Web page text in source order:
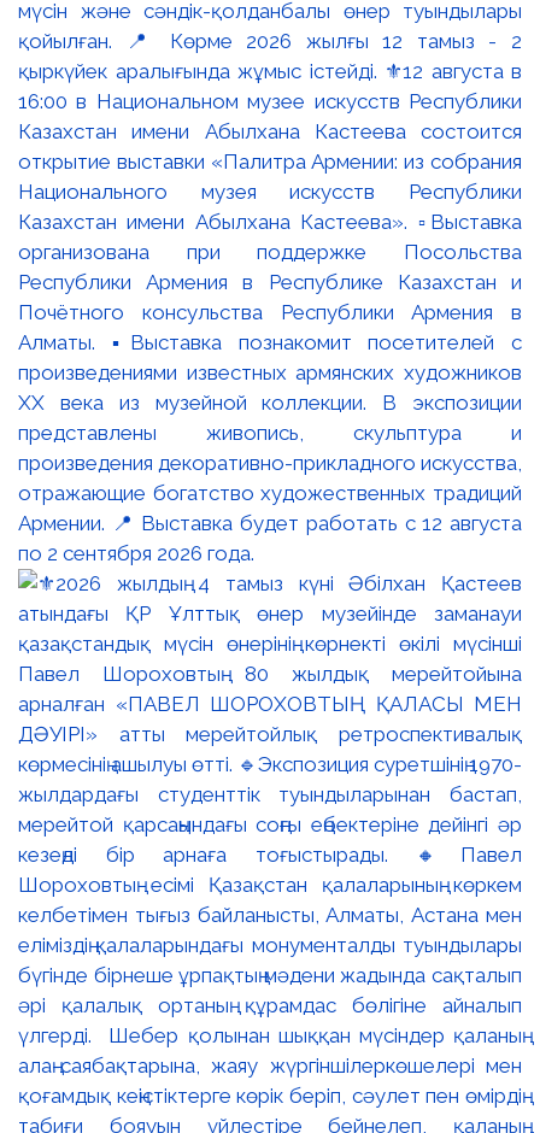
мүсін және сәндік-қолданбалы өнер туындылары
қойылған. 📍 Көрме 2026 жылғы 12 тамыз - 2
қыркүйек аралығында жұмыс істейді. ⚜️12 августа в
16:00 в Национальном музее искусств Республики
Казахстан имени Абылхана Кастеева состоится
открытие выставки «Палитра Армении: из собрания
Национального музея искусств Республики
Казахстан имени Абылхана Кастеева». ▫️Выставка
организована при поддержке Посольства
Республики Армения в Республике Казахстан и
Почётного консульства Республики Армения в
Алматы. ▪️Выставка познакомит посетителей с
произведениями известных армянских художников
XX века из музейной коллекции. В экспозиции
представлены живопись, скульптура и
произведения декоративно-прикладного искусства,
отражающие богатство художественных традиций
Армении. 📍 Выставка будет работать с 12 августа
по 2 сентября 2026 года.